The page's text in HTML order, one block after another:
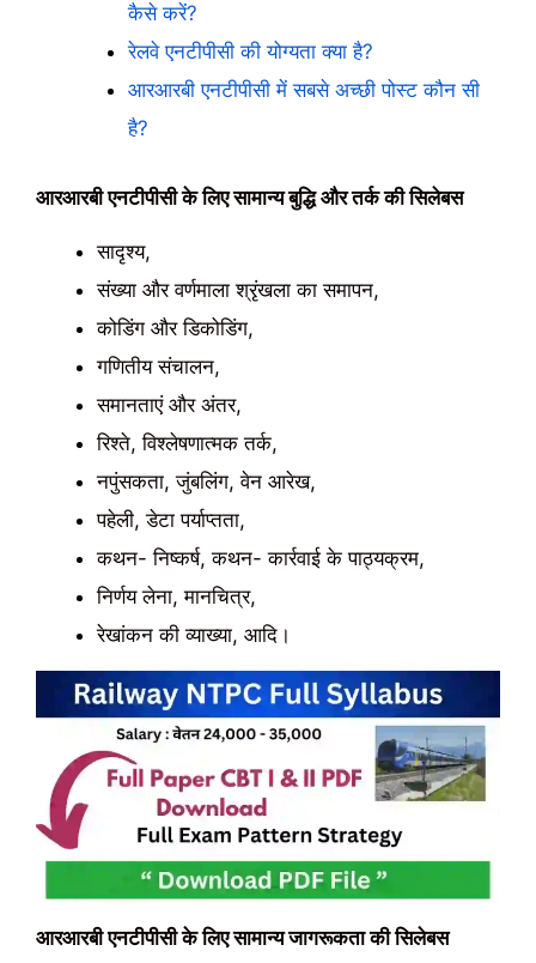
कैसे करें?
रेलवे एनटीपीसी की योग्यता क्या है?
आरआरबी एनटीपीसी में सबसे अच्छी पोस्ट कौन सी
है?
आरआरबी एनटीपीसी के लिए सामान्य बुद्धि और तर्क की सिलेबस
सादृश्य,
संख्या और वर्णमाला श्रृंखला का समापन,
कोडिंग और डिकोडिंग,
गणितीय संचालन,
समानताएं और अंतर,
रिश्ते, विश्लेषणात्मक तर्क,
नपुंसकता, जुंबलिंग, वेन आरेख,
पहेली, डेटा पर्याप्तता,
कथन- निष्कर्ष, कथन- कार्रवाई के पाठ्यक्रम,
निर्णय लेना, मानचित्र,
रेखांकन की व्याख्या, आदि।
आरआरबी एनटीपीसी के लिए सामान्य जागरूकता की सिलेबस